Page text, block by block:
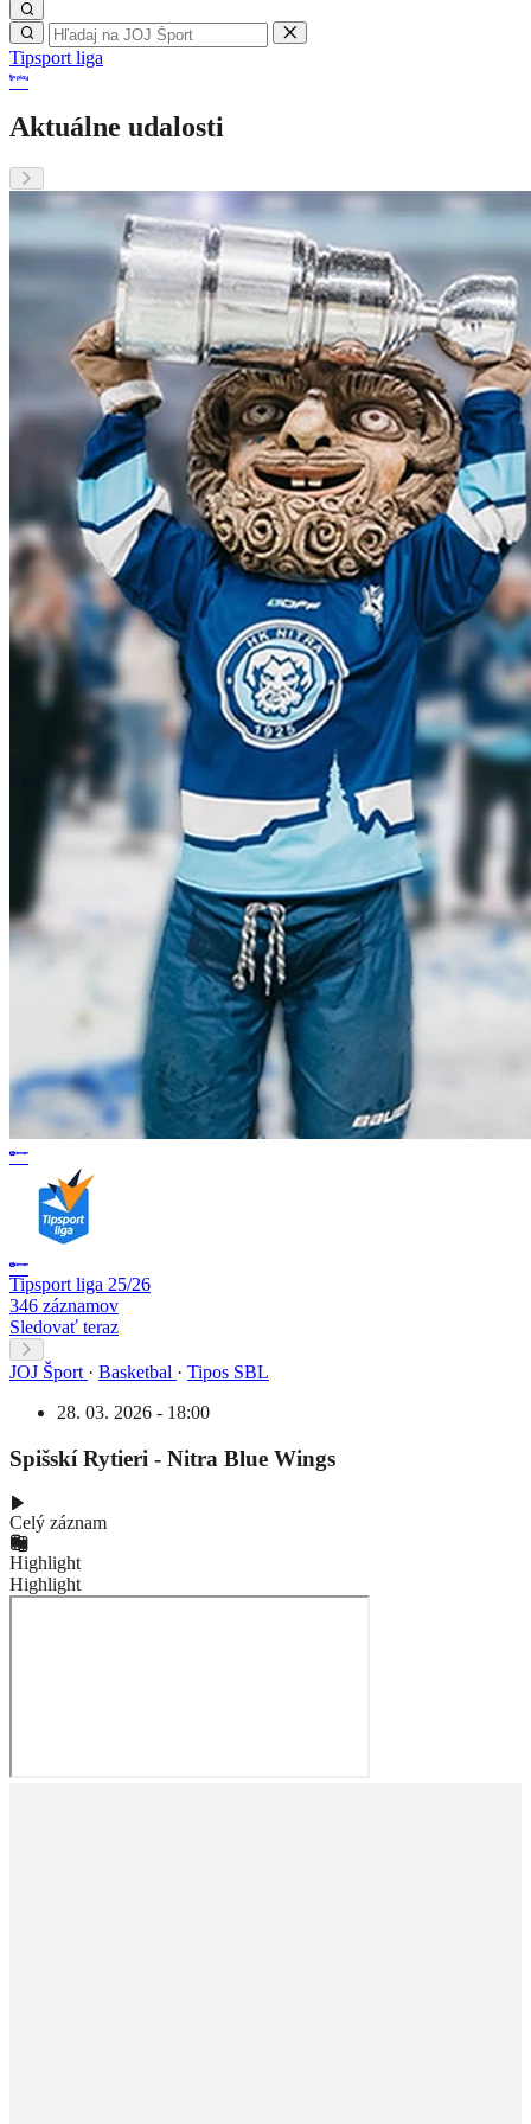
Tipsport liga
Aktuálne udalosti
Tipsport liga 25/26
346 záznamov
Sledovať teraz
JOJ Šport · Basketbal · Tipos SBL
28. 03. 2026 - 18:00
Spišskí Rytieri - Nitra Blue Wings
Celý záznam
Highlight
Highlight